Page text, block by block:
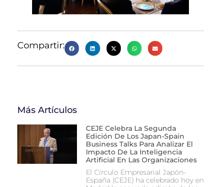
Compartir:
Más Artículos
CEJE Celebra La Segunda
Edición De Los Japan-Spain
Business Talks Para Analizar El
Impacto De La Inteligencia
Artificial En Las Organizaciones
El Círculo Empresarial Japón-
España (CEJE) ha celebrado hoy en